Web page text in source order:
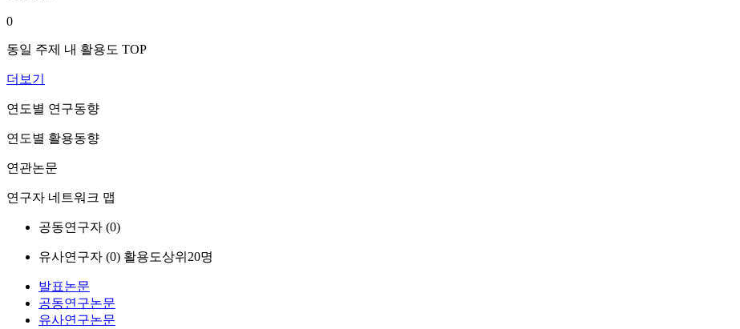
0
동일 주제 내 활용도 TOP
더보기
연도별 연구동향
연도별 활용동향
연관논문
연구자 네트워크 맵
공동연구자 (0)
유사연구자 (0) 활용도상위20명
발표논문
공동연구논문
유사연구논문